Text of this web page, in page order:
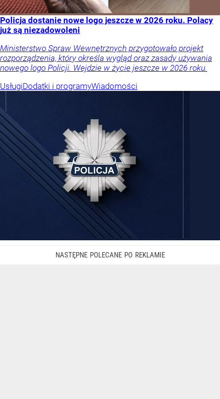
Policja dostanie nowe logo jeszcze w 2026 roku. Polacy
już są niezadowoleni
Ministerstwo Spraw Wewnętrznych przygotowało projekt
rozporządzenia, który określa wygląd oraz zasady używania
nowego logo Policji. Wejdzie w życie jeszcze w 2026 roku.
UsługiDodatki i programyWiadomości